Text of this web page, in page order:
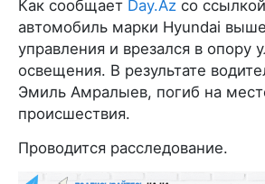
Как сообщает Day.Az со
автомобиль марки Hyundai
управления и врезался в опору
освещения. В результате
Эмиль Амралыев, погиб на
происшествия.
Проводится расследование.